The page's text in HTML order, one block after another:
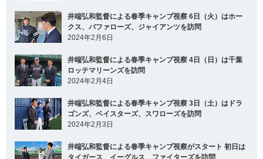
井端弘和監督による春季キャンプ視察 6日（火）はホー
クス、バファローズ、ジャイアンツを訪問
2024年2月6日
井端弘和監督による春季キャンプ視察 4日（日）は千葉
ロッテマリーンズを訪問
2024年2月4日
井端弘和監督による春季キャンプ視察 3日（土）はドラ
ゴンズ、ベイスターズ、スワローズを訪問
2024年2月3日
井端弘和監督による春季キャンプ視察がスタート 初日は